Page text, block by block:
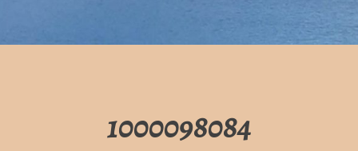
1000098084